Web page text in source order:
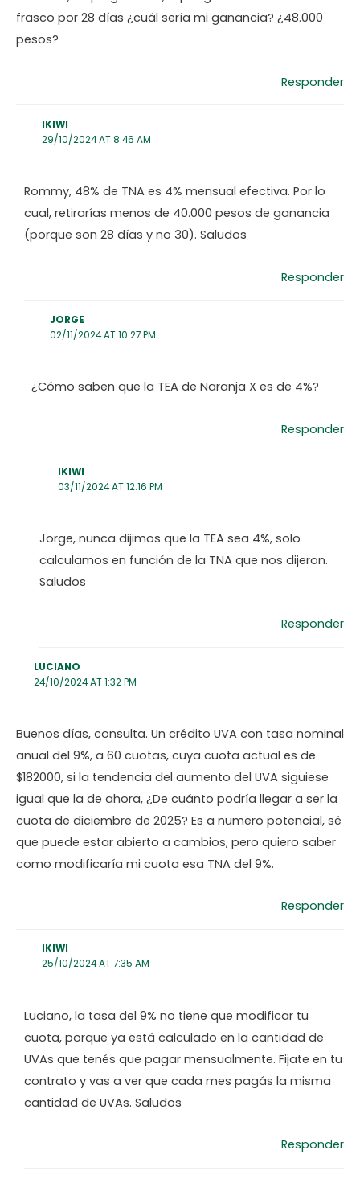
frasco por 28 días ¿cuál sería mi ganancia? ¿48.000
pesos?
Responder
IKIWI
29/10/2024 AT 8:46 AM
Rommy, 48% de TNA es 4% mensual efectiva. Por lo
cual, retirarías menos de 40.000 pesos de ganancia
(porque son 28 días y no 30). Saludos
Responder
JORGE
02/11/2024 AT 10:27 PM
¿Cómo saben que la TEA de Naranja X es de 4%?
Responder
IKIWI
03/11/2024 AT 12:16 PM
Jorge, nunca dijimos que la TEA sea 4%, solo
calculamos en función de la TNA que nos dijeron.
Saludos
Responder
LUCIANO
24/10/2024 AT 1:32 PM
Buenos días, consulta. Un crédito UVA con tasa nominal
anual del 9%, a 60 cuotas, cuya cuota actual es de
$182000, si la tendencia del aumento del UVA siguiese
igual que la de ahora, ¿De cuánto podría llegar a ser la
cuota de diciembre de 2025? Es a numero potencial, sé
que puede estar abierto a cambios, pero quiero saber
como modificaría mi cuota esa TNA del 9%.
Responder
IKIWI
25/10/2024 AT 7:35 AM
Luciano, la tasa del 9% no tiene que modificar tu
cuota, porque ya está calculado en la cantidad de
UVAs que tenés que pagar mensualmente. Fijate en tu
contrato y vas a ver que cada mes pagás la misma
cantidad de UVAs. Saludos
Responder